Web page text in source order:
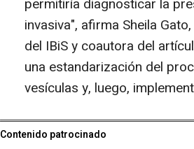
permitiría diagnosticar la
invasiva", afirma Sheila
del IBiS y coautora del
una estandarización del
vesículas y, luego,
Contenido patrocinado